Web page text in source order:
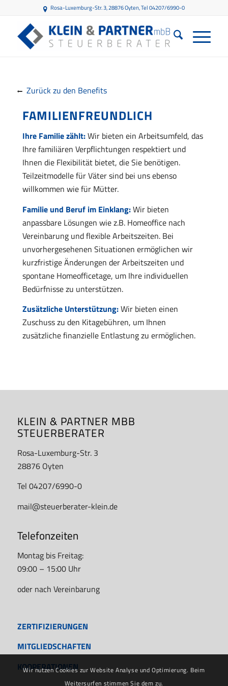
Rosa-Luxemburg-Str. 3, 28876 Oyten, Tel 04207/6990-0
Zurück zu den Benefits
FAMILIENFREUNDLICH
Ihre Familie zählt:Wir bieten ein Arbeitsumfeld, das
Ihre familiären Verpflichtungen respektiert und
Ihnen die Flexibilität bietet, die Sie benötigen.
Teilzeitmodelle für Väter sind bei uns ebenso
willkommen wie für Mütter.
Familie und Beruf im Einklang:Wir bieten
anpassbare Lösungen wie z.B. Homeoffice nach
Vereinbarung und flexible Arbeitszeiten. Bei
unvorhergesehenen Situationen ermöglichen wir
kurzfristige Änderungen der Arbeitszeiten und
spontane Homeofficetage, um Ihre individuellen
Bedürfnisse zu unterstützen.
Zusätzliche Unterstützung:Wir bieten einen
Zuschuss zu den Kitagebühren, um Ihnen
zusätzliche finanzielle Entlastung zu ermöglichen.
KLEIN & PARTNER MBB
STEUERBERATER
Rosa-Luxemburg-Str. 3
28876 Oyten
Tel 04207/6990-0
mail@steuerberater-klein.de
Telefonzeiten
Montag bis Freitag:
09:00 – 15:00 Uhr
oder nach Vereinbarung
ZERTIFIZIERUNGEN
MITGLIEDSCHAFTEN
KOOPERATIONEN
Wir nutzen Cookies zur Website Analyse und Optimierung. Beim
Weitersurfen stimmen Sie dem zu.